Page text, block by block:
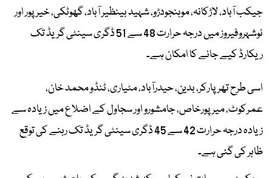
جیکب آباد، لاڑکانہ، موہنجودڑو، شہید بینظیر آباد، گھوٹکی، خیرپور اور
نوشہروفیروز میں درجہ حرارت 48 سے 51 ڈگری سینٹی گریڈ تک
ریکارڈ کیے جانے کا امکان ہے۔
اسی طرح تھرپارکر، بدین، حیدرآباد، مٹیاری، ٹنڈو محمد خان،
عمرکوٹ، میرپورخاص، جامشورو اور سجاول کے اضلاع میں زیادہ سے
زیادہ درجہ حرارت 42 سے 45 ڈگری سینٹی گریڈ تک رہنے کی توقع
ظاہر کی گئی ہے۔